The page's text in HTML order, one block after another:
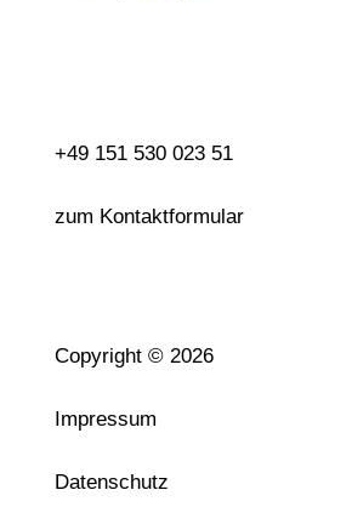
+49 151 530 023 51
zum Kontaktformular
Copyright © 2026
Impressum
Datenschutz